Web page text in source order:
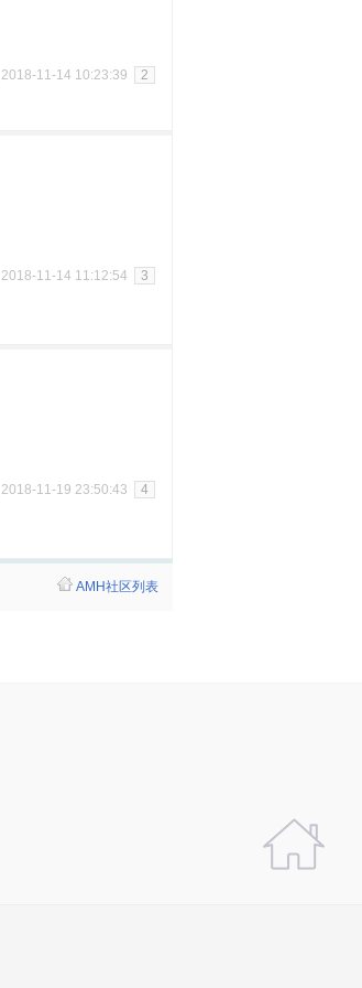
2018-11-14 10:23:39 2
2018-11-14 11:12:54 3
2018-11-19 23:50:43 4
AMH社区列表